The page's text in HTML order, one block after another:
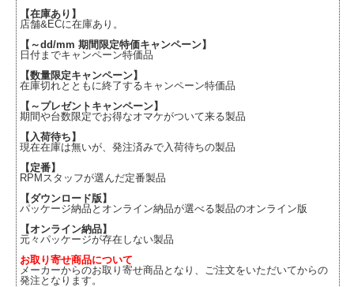
【在庫あり】
店舗&ECに在庫あり。
【～dd/mm 期間限定特価キャンペーン】
日付までキャンペーン特価品
【数量限定キャンペーン】
在庫切れとともに終了するキャンペーン特価品
【～プレゼントキャンペーン】
期間や台数限定でお得なオマケがついて来る製品
【入荷待ち】
現在在庫は無いが、発注済みで入荷待ちの製品
【定番】
RPMスタッフが選んだ定番製品
【ダウンロード版】
パッケージ納品とオンライン納品が選べる製品のオンライン版
【オンライン納品】
元々パッケージが存在しない製品
お取り寄せ商品について
メーカーからのお取り寄せ商品となり、ご注文をいただいてからの
発注となります。